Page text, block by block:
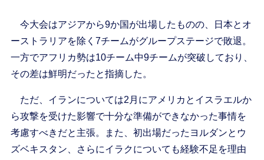
今大会はアジアから9か国が出場したものの、日本とオ
ーストラリアを除く7チームがグループステージで敗退。
一方でアフリカ勢は10チーム中9チームが突破しており、
その差は鮮明だったと指摘した。
ただ、イランについては2月にアメリカとイスラエルか
ら攻撃を受けた影響で十分な準備ができなかった事情を
考慮すべきだと主張。また、初出場だったヨルダンとウ
ズベキスタン、さらにイラクについても経験不足を理由